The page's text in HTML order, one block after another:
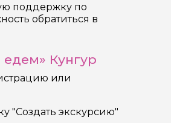
поддержку по
обратиться в
Кунгур
или
"Создать экскурсию"